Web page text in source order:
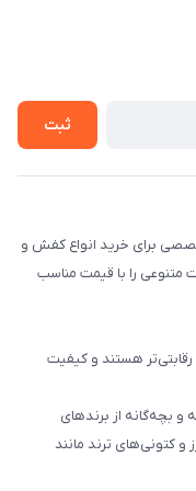
ثبت
برای خرید انواع کفش و
متنوعی را با قیمت مناسب
هستند و کیفیت
و بچه‌گانه از برندهای
و کتونی‌های ترند مانند